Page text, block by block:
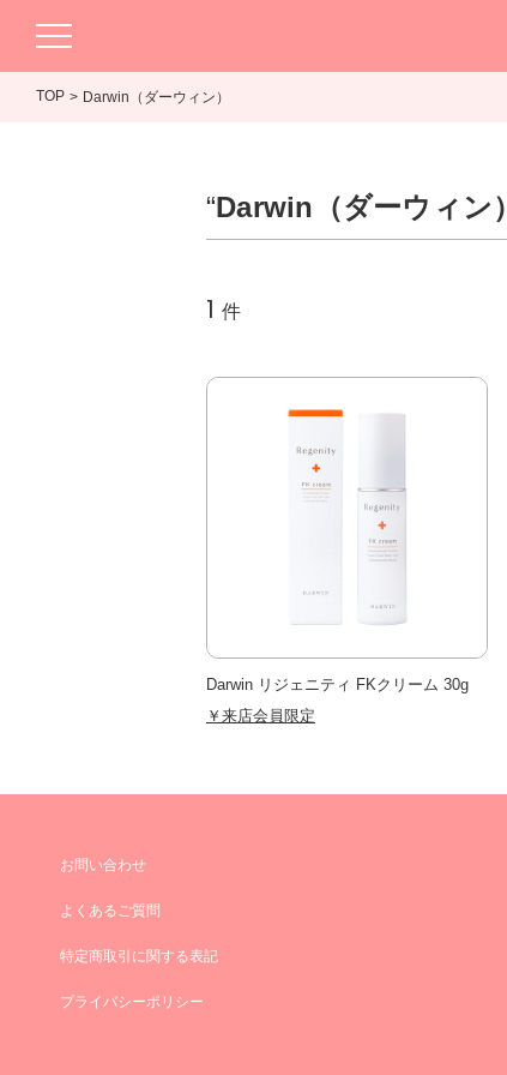
TOP Darwin（ダーウィン）
“Darwin（ダーウィン）
1 件
Darwin リジェニティ FKクリーム 30g
￥来店会員限定
お問い合わせ
よくあるご質問
特定商取引に関する表記
プライバシーポリシー